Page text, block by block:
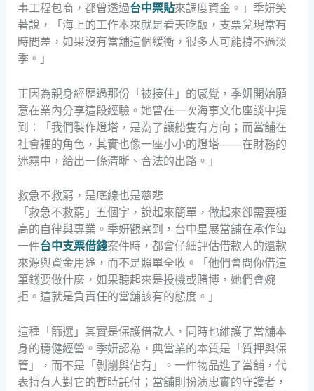
事工程包商，都曾透過台中票貼來調度資金。」季妍笑
著說，「海上的工作本來就是看天吃飯，支票兌現常有
時間差，如果沒有當舖這個緩衝，很多人可能撐不過淡
季。」
正因為親身經歷過那份「被接住」的感覺，季妍開始願
意在業內分享這段經驗。她曾在一次海事文化座談中提
到：「我們製作燈塔，是為了讓船隻有方向；而當舖在
社會裡的角色，其實也像一座小小的燈塔——在財務的
迷霧中，給出一條清晰、合法的出路。」
救急不救窮，是底線也是慈悲
「救急不救窮」五個字，說起來簡單，做起來卻需要極
高的自律與專業。季妍觀察到，台中星展當舖在承作每
一件台中支票借錢案件時，都會仔細評估借款人的還款
來源與資金用途，而不是照單全收。「他們會問你借這
筆錢要做什麼，如果聽起來是投機或賭博，她們會婉
拒。這就是負責任的當舖該有的態度。」
這種「篩選」其實是保護借款人，同時也維護了當舖本
身的穩健經營。季妍認為，典當業的本質是「質押與保
管」，而不是「剝削與佔有」。一件物品進了當舖，代
表持有人對它的暫時託付；當舖則扮演忠實的守護者，